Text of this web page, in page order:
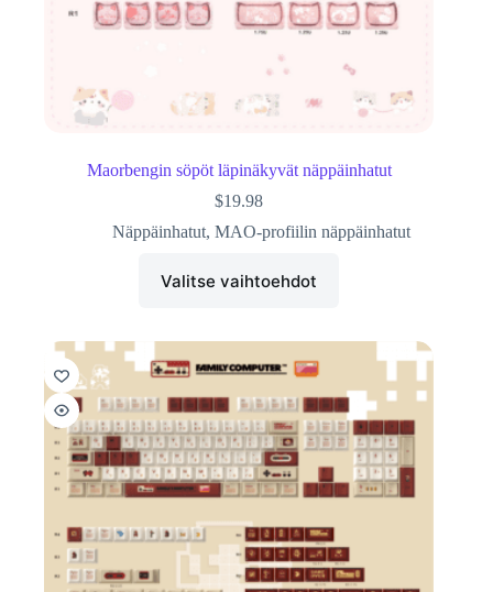
Maorbengin söpöt läpinäkyvät näppäinhatut
$19.98
Näppäinhatut, MAO-profiilin näppäinhatut
Valitse vaihtoehdot